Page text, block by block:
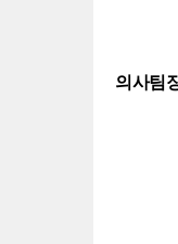
의사팀